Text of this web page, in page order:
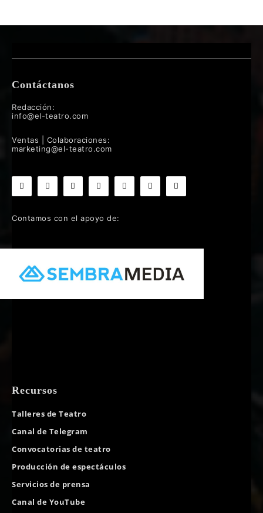
Contáctanos
Redacción:
info@el-teatro.com
Ventas | Colaboraciones:
marketing@el-teatro.com
Contamos con el apoyo de:
Recursos
Talleres de Teatro
Canal de Telegram
Convocatorias de teatro
Producción de espectáculos
Servicios de prensa
Canal de YouTube